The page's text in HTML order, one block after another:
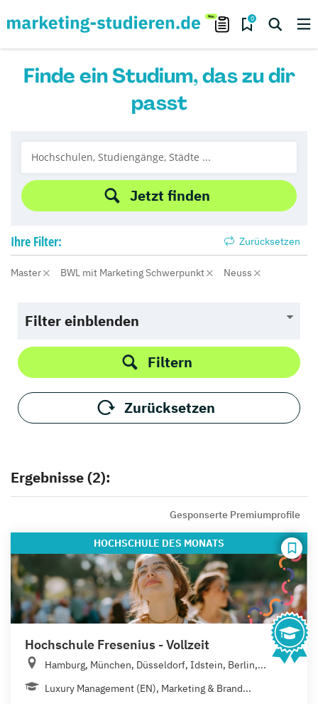
0
Finde ein Studium, das zu dir
passt
Jetzt finden
Ihre Filter: Zurücksetzen
Master BWL mit Marketing Schwerpunkt Neuss
Filter einblenden
Filtern
Zurücksetzen
Ergebnisse (2):
Gesponserte Premiumprofile
HOCHSCHULE DES MONATS
Hochschule Fresenius - Vollzeit
Hamburg, München, Düsseldorf, Idstein, Berlin,...
Luxury Management (EN), Marketing & Brand...